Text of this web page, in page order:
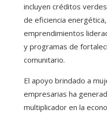
incluyen créditos
de eficiencia
emprendimientos
y programas de
comunitario.
El apoyo brindado a
empresarias ha
multiplicador en la